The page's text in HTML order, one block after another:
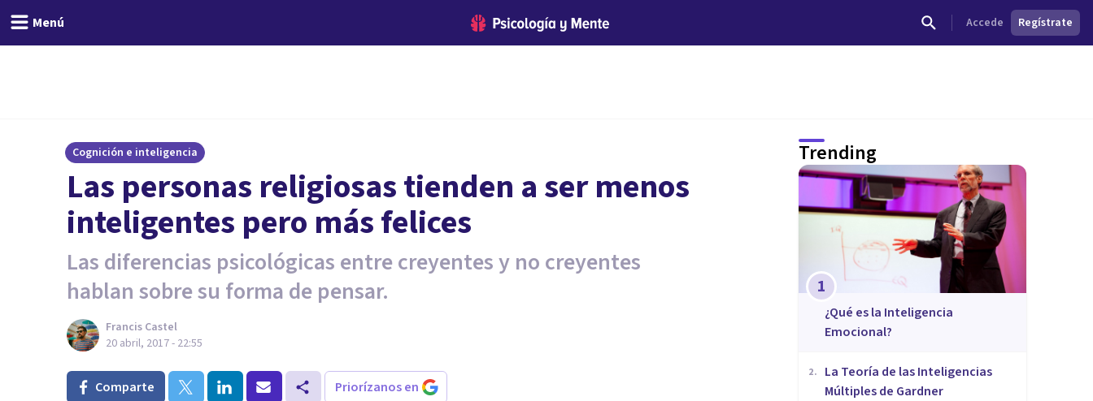
Menú Accede Regístrate
Cognición e inteligencia
Las personas religiosas tienden a ser menos
inteligentes pero más felices
Las diferencias psicológicas entre creyentes y no creyentes
hablan sobre su forma de pensar.
Francis Castel
20 abril, 2017 - 22:55
Comparte Priorízanos en
Trending
1
¿Qué es la Inteligencia
Emocional?
2.
La Teoría de las Inteligencias
Múltiples de Gardner